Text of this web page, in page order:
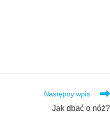
Następny wpis
Jak dbać o nóż?